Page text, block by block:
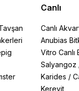
Canlı
Canlı
Anubias
Vitro Canlı
Salyangoz
Karides /
Kerevit